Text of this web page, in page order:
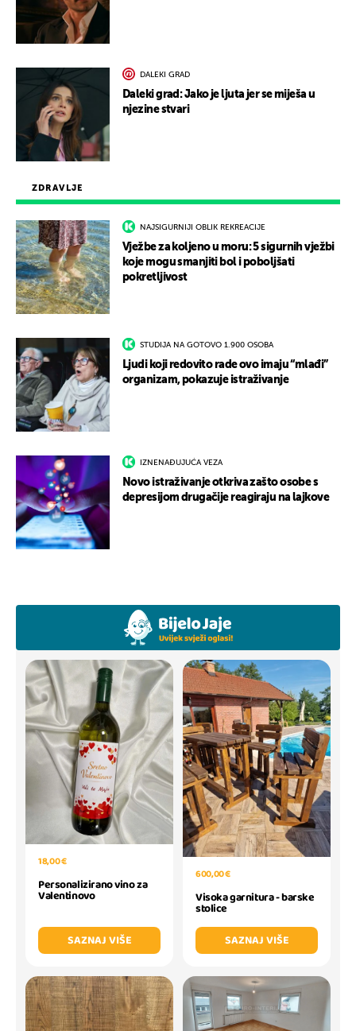
ZDRAVLJE
NAJSIGURNIJI OBLIK REKREACIJE
Vježbe za koljeno u moru: 5 sigurnih vježbi
koje mogu smanjiti bol i poboljšati
pokretljivost
STUDIJA NA GOTOVO 1.900 OSOBA
Ljudi koji redovito rade ovo imaju “mlađi”
organizam, pokazuje istraživanje
IZNENAĐUJUĆA VEZA
Novo istraživanje otkriva zašto osobe s
depresijom drugačije reagiraju na lajkove
DALEKI GRAD
Daleki grad: Jako je ljuta jer se miješa u
njezine stvari
18,00 €
Personalizirano vino za
Valentinovo
SAZNAJ VIŠE
600,00 €
Visoka garnitura - barske
stolice
SAZNAJ VIŠE